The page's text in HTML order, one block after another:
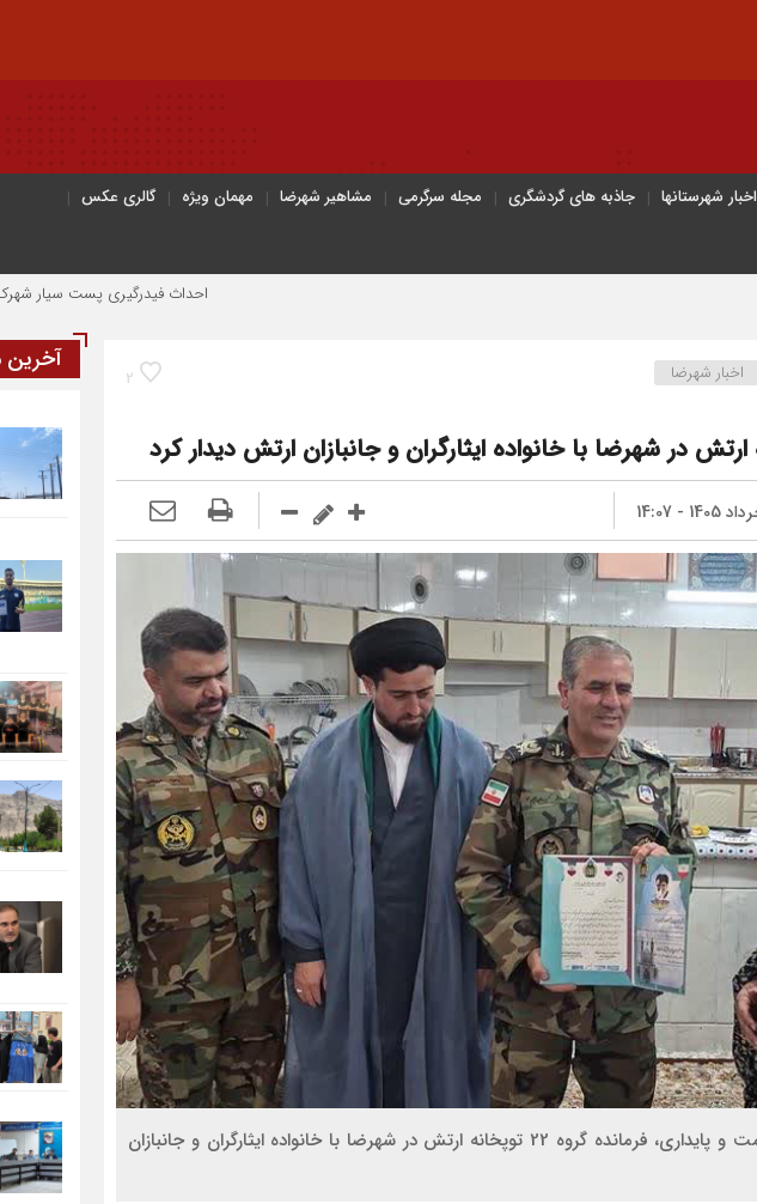
اخبار شهرستانها جاذبه های گردشگری مجله سرگرمی مشاهیر شهرضا مهمان ویژه
گالری عکس
احداث فیدرگیری پست سیار شهرک رازی؛ گامی
2 اخبار شهرضا
سیناخبر- به مناسبت روز مقاومت و پایداری، فرمانده گروه 22 توپخانه ارتش در شهرضا با خانواده ایثارگران و جانبازان